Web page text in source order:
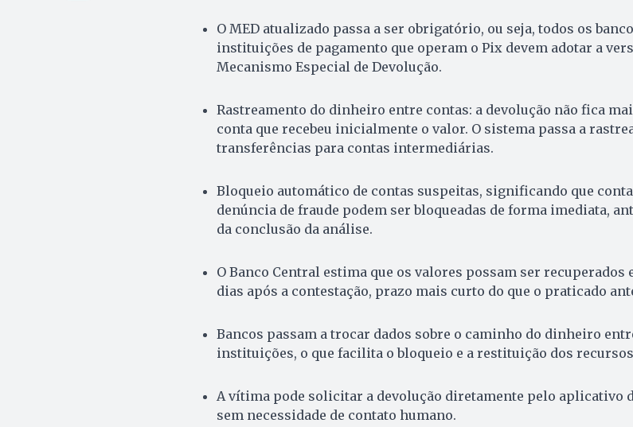
O MED atualizado passa a ser obrigatório, ou seja, todos os
instituições de pagamento que operam o Pix devem adotar a
Mecanismo Especial de Devolução.
Rastreamento do dinheiro entre contas: a devolução não fica
conta que recebeu inicialmente o valor. O sistema passa a
transferências para contas intermediárias.
Bloqueio automático de contas suspeitas, significando que
denúncia de fraude podem ser bloqueadas de forma imediata,
da conclusão da análise.
O Banco Central estima que os valores possam ser recuperados
dias após a contestação, prazo mais curto do que o praticado
Bancos passam a trocar dados sobre o caminho do dinheiro
instituições, o que facilita o bloqueio e a restituição dos
A vítima pode solicitar a devolução diretamente pelo aplicativo
sem necessidade de contato humano.